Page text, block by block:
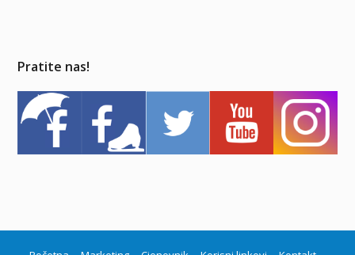
Pratite nas!